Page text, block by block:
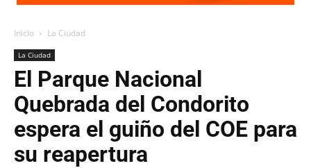
Inicio La Ciudad
La Ciudad
El Parque Nacional
Quebrada del Condorito
espera el guiño del COE para
su reapertura